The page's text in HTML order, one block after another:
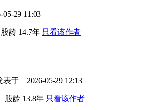
29 11:03
龄 14.7年 只看该作者
于 2026-05-29 12:13
股龄 13.8年 只看该作者